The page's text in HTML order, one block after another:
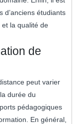
d’anciens étudiants
la qualité de
de
peut varier
durée du
pédagogiques
En général,